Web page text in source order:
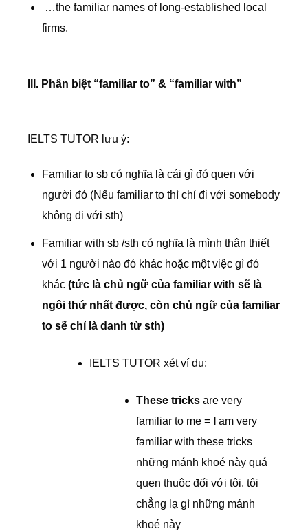
…the familiar names of long-established local
firms.
III. Phân biệt “familiar to” & “familiar with”
IELTS TUTOR lưu ý:
Familiar to sb có nghĩa là cái gì đó quen với
người đó (Nếu familiar to thì chỉ đi với somebody
không đi với sth)
Familiar with sb /sth có nghĩa là mình thân thiết
với 1 người nào đó khác hoặc một việc gì đó
khác (tức là chủ ngữ của familiar with sẽ là
ngôi thứ nhất được, còn chủ ngữ của familiar
to sẽ chỉ là danh từ sth)
IELTS TUTOR xét ví dụ:
These tricks are very
familiar to me =
am very
familiar with these tricks
những mánh khoé này quá
quen thuộc đối với tôi, tôi
chẳng lạ gì những mánh
khoé này